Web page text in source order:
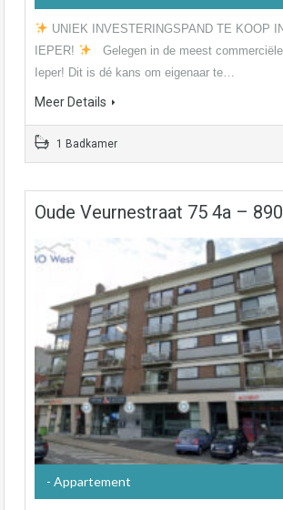
UNIEK INVESTERINGSPAND TE KOOP
IEPER!
Gelegen in de meest
Ieper! Dit is dé kans om eigenaar te…
Meer Details
1 Badkamer
Oude Veurnestraat 75 4a –
- Appartement